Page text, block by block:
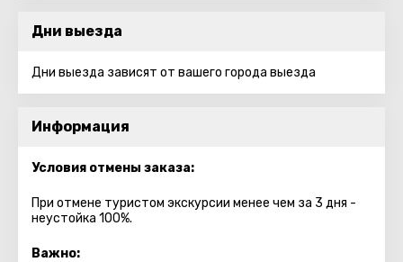
Дни выезда
Дни выезда зависят от вашего города выезда
Информация
Условия отмены заказа:
При отмене туристом экскурсии менее чем за 3 дня -
неустойка 100%.
Важно: